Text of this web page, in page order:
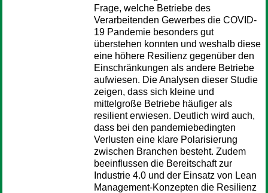
Frage, welche Betriebe des
Verarbeitenden Gewerbes die COVID-
19 Pandemie besonders gut
überstehen konnten und weshalb diese
eine höhere Resilienz gegenüber den
Einschränkungen als andere Betriebe
aufwiesen. Die Analysen dieser Studie
zeigen, dass sich kleine und
mittelgroße Betriebe häufiger als
resilient erwiesen. Deutlich wird auch,
dass bei den pandemiebedingten
Verlusten eine klare Polarisierung
zwischen Branchen besteht. Zudem
beeinflussen die Bereitschaft zur
Industrie 4.0 und der Einsatz von Lean
Management-Konzepten die Resilienz